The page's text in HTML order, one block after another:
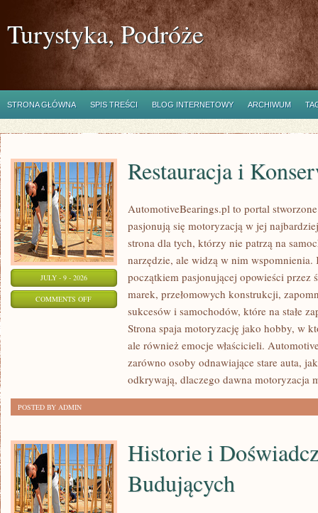
Turystyka, Podróże
STRONA GŁÓWNA SPIS TREŚCI BLOG INTERNETOWY ARCHIWUM
JULY - 9 - 2026
COMMENTS OFFON
RESTAURACJA
KONSERWACJA
Restauracja i
AutomotiveBearings.pl to portal
pasjonują się motoryzacją w jej
strona dla tych, którzy nie patrzą na
narzędzie, ale widzą w nim
początkiem pasjonującej opowieści przez
marek, przełomowych konstrukcji,
sukcesów i samochodów, które na stałe
Strona spaja motoryzację jako hobby, w
ale również emocje właścicieli.
zarówno osoby odnawiające stare auta,
odkrywają, dlaczego dawna motoryzacja
POSTED BY ADMIN
Historie i
Budujących